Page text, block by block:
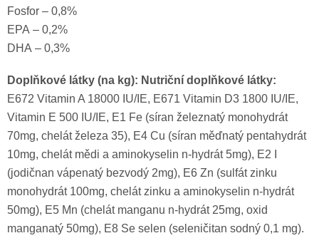
Fosfor – 0,8%
EPA – 0,2%
DHA – 0,3%
Doplňkové látky (na kg): Nutriční doplňkové látky:
E672 Vitamin A 18000 IU/IE, E671 Vitamin D3 1800 IU/IE,
Vitamin E 500 IU/IE, E1 Fe (síran železnatý monohydrát
70mg, chelát železa 35), E4 Cu (síran měďnatý pentahydrát
10mg, chelát mědi a aminokyselin n-hydrát 5mg), E2 I
(jodičnan vápenatý bezvodý 2mg), E6 Zn (sulfát zinku
monohydrát 100mg, chelát zinku a aminokyselin n-hydrát
50mg), E5 Mn (chelát manganu n-hydrát 25mg, oxid
manganatý 50mg), E8 Se selen (seleničitan sodný 0,1 mg).